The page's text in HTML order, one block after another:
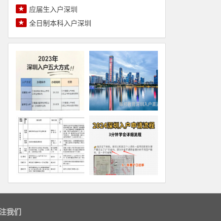
★ 应届生入户深圳
★ 全日制本科入户深圳
我们